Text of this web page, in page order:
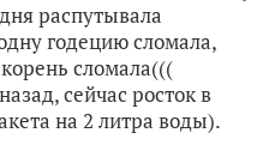
распутывала
годецию сломала,
сломала(((
сейчас росток в
на 2 литра воды).